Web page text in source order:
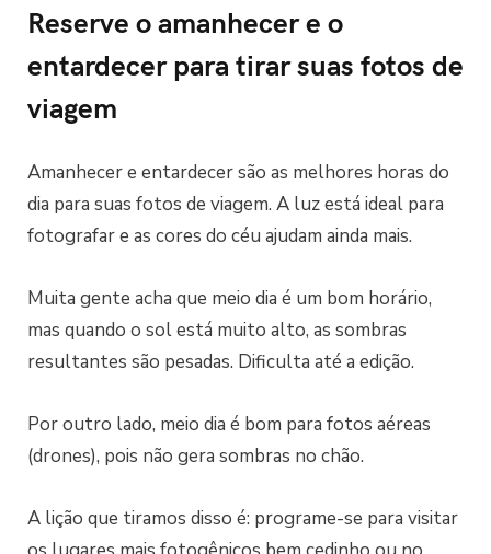
Reserve o amanhecer e o
entardecer para tirar suas fotos de
viagem
Amanhecer e entardecer são as melhores horas do
dia para suas fotos de viagem. A luz está ideal para
fotografar e as cores do céu ajudam ainda mais.
Muita gente acha que meio dia é um bom horário,
mas quando o sol está muito alto, as sombras
resultantes são pesadas. Dificulta até a edição.
Por outro lado, meio dia é bom para fotos aéreas
(drones), pois não gera sombras no chão.
A lição que tiramos disso é: programe-se para visitar